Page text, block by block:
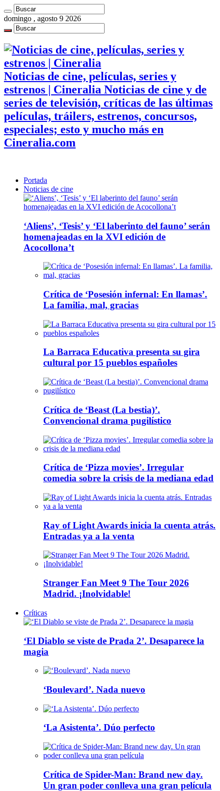
domingo , agosto 9 2026
Noticias de cine, películas, series y
estrenos | Cineralia Noticias de cine y de
series de televisión, críticas de las últimas
películas, tráilers, estrenos, concursos,
especiales; esto y mucho más en
Cineralia.com
Portada
Noticias de cine
‘Aliens’, ‘Tesis’ y ‘El laberinto del fauno’ serán
homenajeadas en la XVI edición de
Acocollona’t
Crítica de ‘Posesión infernal: En llamas’.
La familia, mal, gracias
La Barraca Educativa presenta su gira
cultural por 15 pueblos españoles
Crítica de ‘Beast (La bestia)’.
Convencional drama pugilístico
Crítica de ‘Pizza movies’. Irregular
comedia sobre la crisis de la mediana edad
Ray of Light Awards inicia la cuenta atrás.
Entradas ya a la venta
Stranger Fan Meet 9 The Tour 2026
Madrid. ¡Inolvidable!
Críticas
‘El Diablo se viste de Prada 2’. Desaparece la
magia
‘Boulevard’. Nada nuevo
‘La Asistenta’. Dúo perfecto
Crítica de Spider-Man: Brand new day.
Un gran poder conlleva una gran película